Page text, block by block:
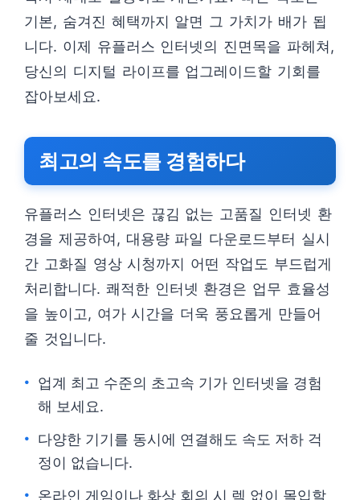
기본, 숨겨진 혜택까지 알면 그 가치가 배가 됩
니다. 이제 유플러스 인터넷의 진면목을 파헤쳐,
당신의 디지털 라이프를 업그레이드할 기회를
잡아보세요.
최고의 속도를 경험하다
유플러스 인터넷은 끊김 없는 고품질 인터넷 환
경을 제공하여, 대용량 파일 다운로드부터 실시
간 고화질 영상 시청까지 어떤 작업도 부드럽게
처리합니다. 쾌적한 인터넷 환경은 업무 효율성
을 높이고, 여가 시간을 더욱 풍요롭게 만들어
줄 것입니다.
업계 최고 수준의 초고속 기가 인터넷을 경험
해 보세요.
다양한 기기를 동시에 연결해도 속도 저하 걱
정이 없습니다.
온라인 게임이나 화상 회의 시 렉 없이 몰입할